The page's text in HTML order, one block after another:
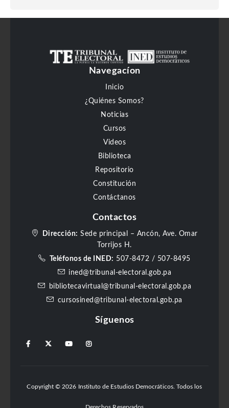
Navegacíon
Inicio
¿Quiénes Somos?
Noticias
Cursos
Videos
Biblioteca
Repositorio
Constitución
Contáctanos
Contactos
Dirección: Sede principal – Ancón, Ave. Omar
Torrijos H.
Teléfonos de INED: 507-8472 / 507-8495
ined@tribunal-electoral.gob.pa
bibliotecavirtual@tribunal-electoral.gob.pa
cursosined@tribunal-electoral.gob.pa
Síguenos
Copyright © 2026 Instituto de Estudios Democráticos. Todos los